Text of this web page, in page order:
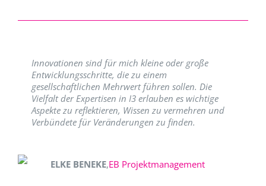
Innovationen sind für mich kleine oder große
Entwicklungsschritte, die zu einem
gesellschaftlichen Mehrwert führen sollen. Die
Vielfalt der Expertisen in I3 erlauben es wichtige
Aspekte zu reflektieren, Wissen zu vermehren und
Verbündete für Veränderungen zu finden.
ELKE BENEKE,EB Projektmanagement